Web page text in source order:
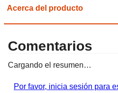
Acerca del producto
Comentarios
Cargando el resumen…
Por favor, inicia sesión para